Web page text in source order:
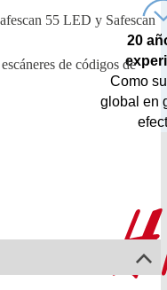
55 LED y Safescan
de códigos de
20
Como
global en